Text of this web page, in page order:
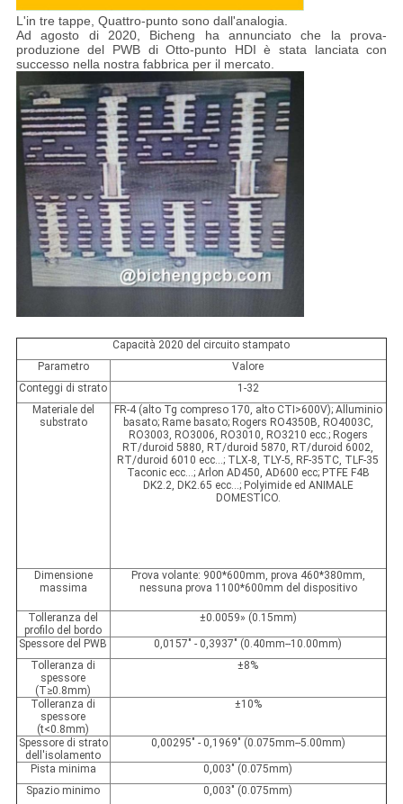
L'in tre tappe, Quattro-punto sono dall'analogia.
Ad agosto di 2020, Bicheng ha annunciato che la prova-
produzione del PWB di Otto-punto HDI è stata lanciata con
successo nella nostra fabbrica per il mercato.
Capacità 2020 del circuito stampato
Parametro
Valore
Conteggi di strato
1-32
Materiale del
substrato
FR-4 (alto Tg compreso 170, alto CTI>600V); Alluminio
basato; Rame basato; Rogers RO4350B, RO4003C,
RO3003, RO3006, RO3010, RO3210 ecc.; Rogers
RT/duroid 5880, RT/duroid 5870, RT/duroid 6002,
RT/duroid 6010 ecc…; TLX-8, TLY-5, RF-35TC, TLF-35
Taconic ecc…; Arlon AD450, AD600 ecc; PTFE F4B
DK2.2, DK2.65 ecc…; Polyimide ed ANIMALE
DOMESTICO.
Dimensione
massima
Prova volante: 900*600mm, prova 460*380mm,
nessuna prova 1100*600mm del dispositivo
Tolleranza del
profilo del bordo
±0.0059» (0.15mm)
Spessore del PWB
0,0157" - 0,3937" (0.40mm--10.00mm)
Tolleranza di
spessore
(T≥0.8mm)
±8%
Tolleranza di
spessore
(t<0.8mm)
±10%
Spessore di strato
dell'isolamento
0,00295" - 0,1969" (0.075mm--5.00mm)
Pista minima
0,003" (0.075mm)
Spazio minimo
0,003" (0.075mm)